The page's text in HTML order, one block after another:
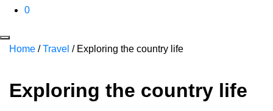
0
Home /Travel / Exploring the country life
Exploring the country life